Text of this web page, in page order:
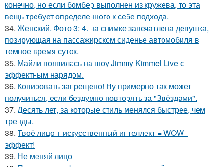
конечно, но если бомбер выполнен из кружева, то эта
вещь требует определенного к себе подхода.
34. Женский. Фото 3: 4. на снимке запечатлена девушка,
позирующая на пассажирском сиденье автомобиля в
темное время суток.
35. Майли появилась на шоу Jimmy Kimmel Live с
эффектным нарядом.
36. Копировать запрещено! Ну примерно так может
получиться, если бездумно повторять за "Звёздами".
37. Десять лет, за которые стиль менялся быстрее, чем
тренды.
38. Твоё лицо + искусственный интеллект = WOW -
эффект!
39. Не меняй лицо!